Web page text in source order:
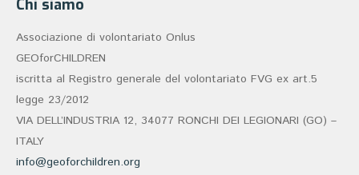
Chi siamo
Associazione di volontariato Onlus
GEOforCHILDREN
iscritta al Registro generale del volontariato FVG ex art.5
legge 23/2012
VIA DELL’INDUSTRIA 12, 34077 RONCHI DEI LEGIONARI (GO) –
ITALY
info@geoforchildren.org